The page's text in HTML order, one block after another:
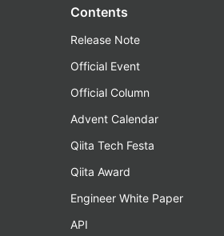
Contents
Release Note
Official Event
Official Column
Advent Calendar
Qiita Tech Festa
Qiita Award
Engineer White Paper
API